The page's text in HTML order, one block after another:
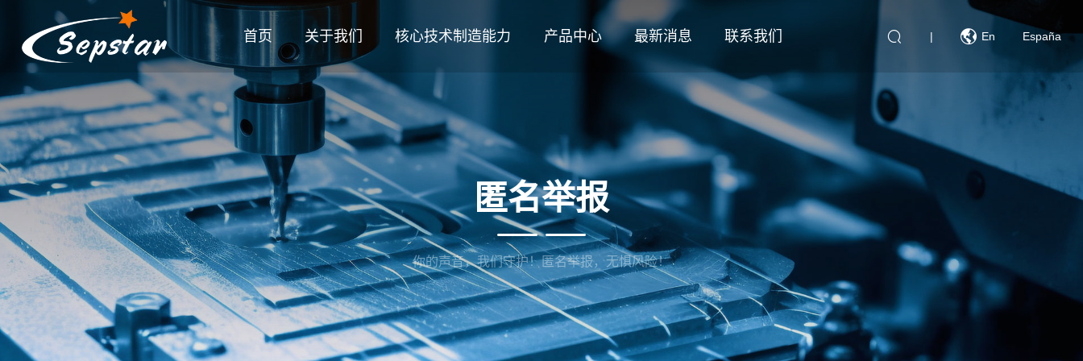
首页 关于我们 核心技术制造能力 产品中心 最新消息 联系我们 | En España
匿名举报
你的声音，我们守护！匿名举报，无惧风险！